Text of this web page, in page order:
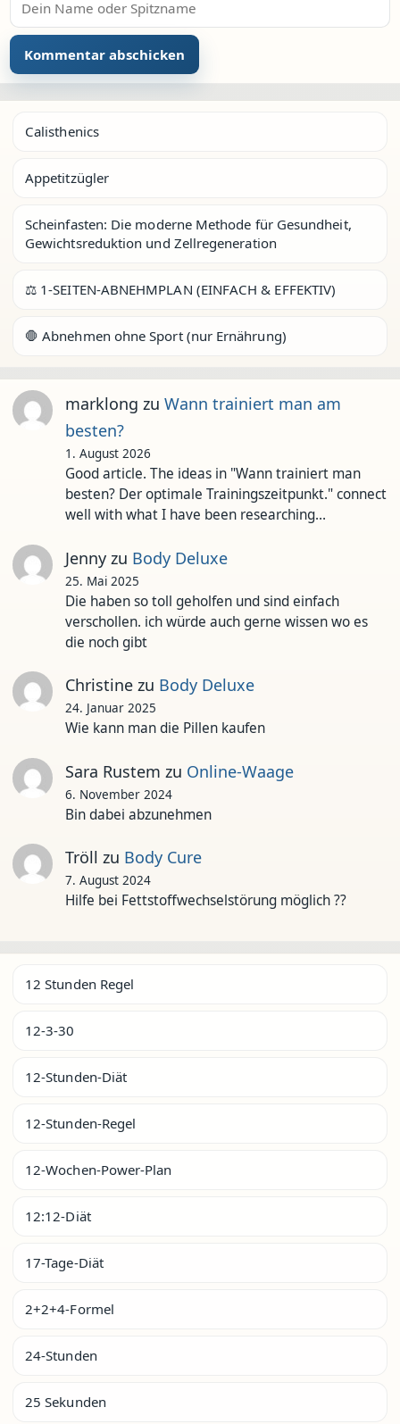
Calisthenics
Appetitzügler
Scheinfasten: Die moderne Methode für Gesundheit,
Gewichtsreduktion und Zellregeneration
⚖️ 1-SEITEN-ABNEHMPLAN (EINFACH & EFFEKTIV)
🛑 Abnehmen ohne Sport (nur Ernährung)
marklong zu Wann trainiert man am
besten?
1. August 2026
Good article. The ideas in "Wann trainiert man
besten? Der optimale Trainingszeitpunkt." connect
well with what I have been researching…
Jennyzu Body Deluxe
25. Mai 2025
Die haben so toll geholfen und sind einfach
verschollen. ich würde auch gerne wissen wo es
die noch gibt
Christinezu Body Deluxe
24. Januar 2025
Wie kann man die Pillen kaufen
Sara Rustem zu Online-Waage
6. November 2024
Bin dabei abzunehmen
Tröll zu Body Cure
7. August 2024
Hilfe bei Fettstoffwechselstörung möglich ??
12 Stunden Regel
12-3-30
12-Stunden-Diät
12-Stunden-Regel
12-Wochen-Power-Plan
12:12-Diät
17-Tage-Diät
2+2+4-Formel
24-Stunden
25 Sekunden